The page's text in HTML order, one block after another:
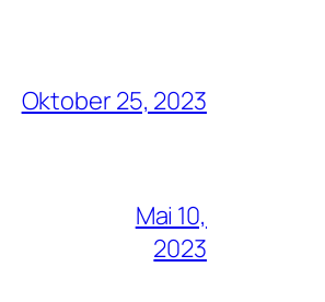
Oktober 25, 2023
Mai 10,
2023